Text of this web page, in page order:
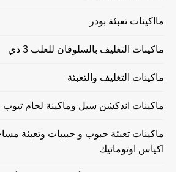
مااكينات تعبئة بودر
ماكينات التغليف بالسلوفان للعلب 3 دي
ماكينات التغليف والتعبئة
ماكينات اندكشن سيل وماكينة لحام تيوب
ماكينات تعبئة حبوب و حبيبات وتعبئة
اكياس اوتوماتيك